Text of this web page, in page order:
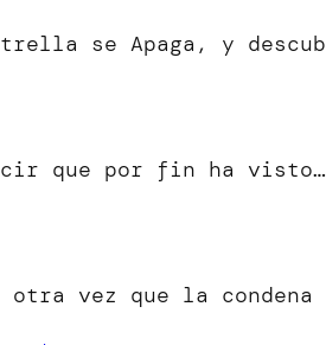
se Apaga, y
que por fin ha visto…
vez que la condena